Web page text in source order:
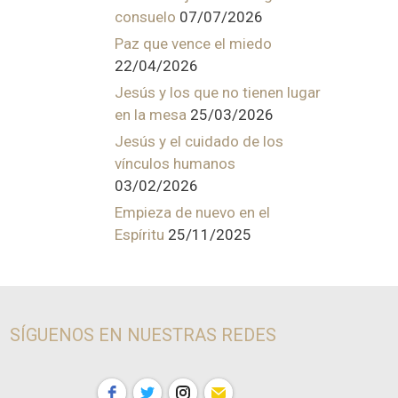
consuelo 07/07/2026
Paz que vence el miedo
22/04/2026
Jesús y los que no tienen lugar
en la mesa 25/03/2026
Jesús y el cuidado de los
vínculos humanos
03/02/2026
Empieza de nuevo en el
Espíritu 25/11/2025
SÍGUENOS EN NUESTRAS REDES